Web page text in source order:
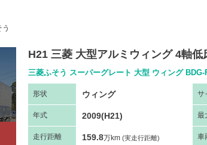
H21 三菱 大型アルミウィング 4軸低
三菱ふそう スーパーグレート 大型 ウィング
形状 ウィング サ
年式 2009(H21) 最
走行距離 159.8万km (実走行距離) 車